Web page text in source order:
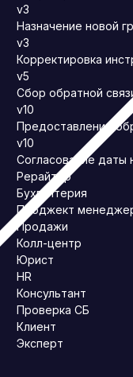
v3
Назначение новой
v3
Корректировка
v5
Сбор обратной
v10
Предоставление
v10
Согласование даты
Рерайтер
Бухгалтерия
Проджект
Продажи
Колл-центр
Юрист
HR
Консультант
Проверка СБ
Клиент
Эксперт